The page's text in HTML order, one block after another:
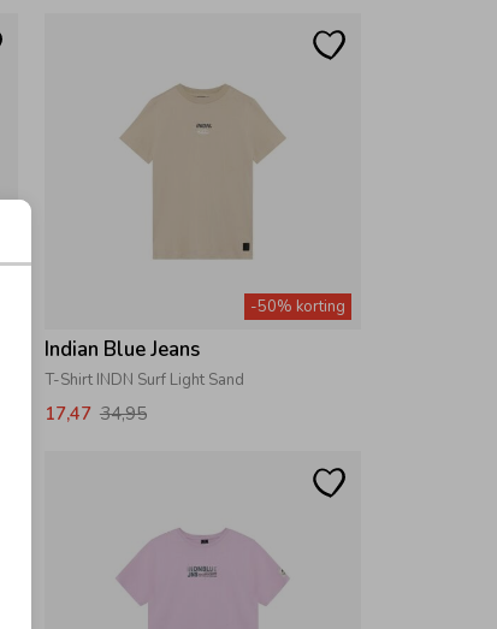
-50% korting
Indian Blue Jeans
T-Shirt INDN Surf Light Sand
17,47 34,95